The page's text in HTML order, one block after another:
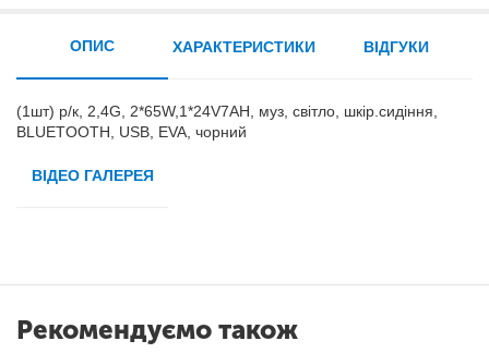
ОПИС
(1шт) р/к, 2,4G, 2*65W,1*24V7AH, муз, світло, шкір.сидіння,
BLUETOOTH, USB, EVA, чорний
ХАРАКТЕРИСТИКИ ВІДГУКИ
ВІДЕО ГАЛЕРЕЯ
Рекомендуємо також